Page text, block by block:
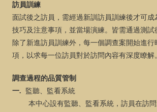
訪員訓練
面試後之訪員，需經過新訓訪員訓練後才可
技巧及注意事項，並當場演練。皆需通過測試
除了新進訪員訓練外，每一個調查案開始進
項，以求每一位訪員對於訪問內容有深度瞭
調查過程的品質管制
一.
監聽、監看系統
本中心設有監聽、監看系統，訪員在訪